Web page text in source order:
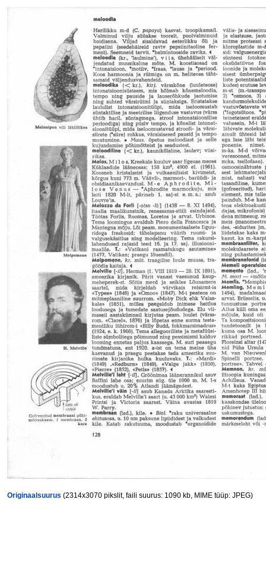
Originaalsuurus (2314x3070 pikslit, faili suurus: 1090 kb, MIME tüüp: JPEG)